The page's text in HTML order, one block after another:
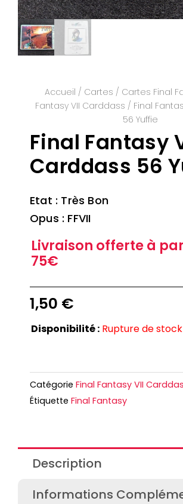
Accueil / Cartes / Cartes Final
Fantasy VII Carddass / Final
56 Yuffie
Final Fantasy
Carddass 56
Etat : Très Bon
Opus : FFVII
Livraison offerte à
75€
1,50 €
Disponibilité : Rupture de stock
Catégorie Final Fantasy VII
Étiquette Final Fantasy
Description
Informations